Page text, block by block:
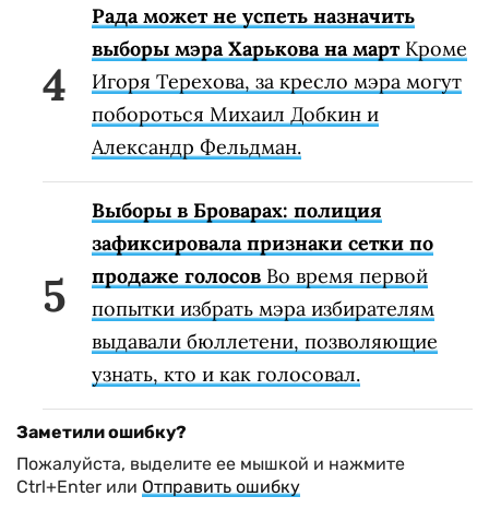
Рада может не успеть назначить
выборы мэра Харькова на мартКроме
Игоря Терехова, за кресло мэра могут
побороться Михаил Добкин и
Александр Фельдман.
Выборы в Броварах: полиция
зафиксировала признаки сетки по
продаже голосов Во время первой
попытки избрать мэра избирателям
выдавали бюллетени, позволяющие
узнать, кто и как голосовал.
Заметили ошибку?
Пожалуйста, выделите ее мышкой и нажмите
Ctrl+Enter или Отправить ошибку